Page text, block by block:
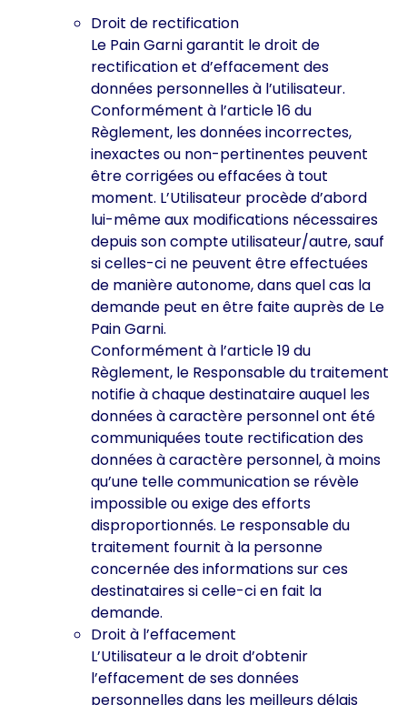
Droit de rectification
Le Pain Garni garantit le droit de
rectification et d’effacement des
données personnelles à l’utilisateur.
Conformément à l’article 16 du
Règlement, les données incorrectes,
inexactes ou non-pertinentes peuvent
être corrigées ou effacées à tout
moment. L’Utilisateur procède d’abord
lui-même aux modifications nécessaires
depuis son compte utilisateur/autre, sauf
si celles-ci ne peuvent être effectuées
de manière autonome, dans quel cas la
demande peut en être faite auprès de Le
Pain Garni.
Conformément à l’article 19 du
Règlement, le Responsable du traitement
notifie à chaque destinataire auquel les
données à caractère personnel ont été
communiquées toute rectification des
données à caractère personnel, à moins
qu’une telle communication se révèle
impossible ou exige des efforts
disproportionnés. Le responsable du
traitement fournit à la personne
concernée des informations sur ces
destinataires si celle-ci en fait la
demande.
Droit à l’effacement
L’Utilisateur a le droit d’obtenir
l’effacement de ses données
personnelles dans les meilleurs délais